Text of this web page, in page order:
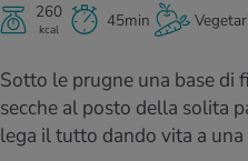
e intolleranze
nutritive
invernali
delle donne
fisici
mediche
D’ATTUALITÀ NELL’AMBITO SERVIZIO
Tool, test e quiz
260
kcal 45min
Sotto le prugne una base di
secche al posto della solita
lega il tutto dando vita a una